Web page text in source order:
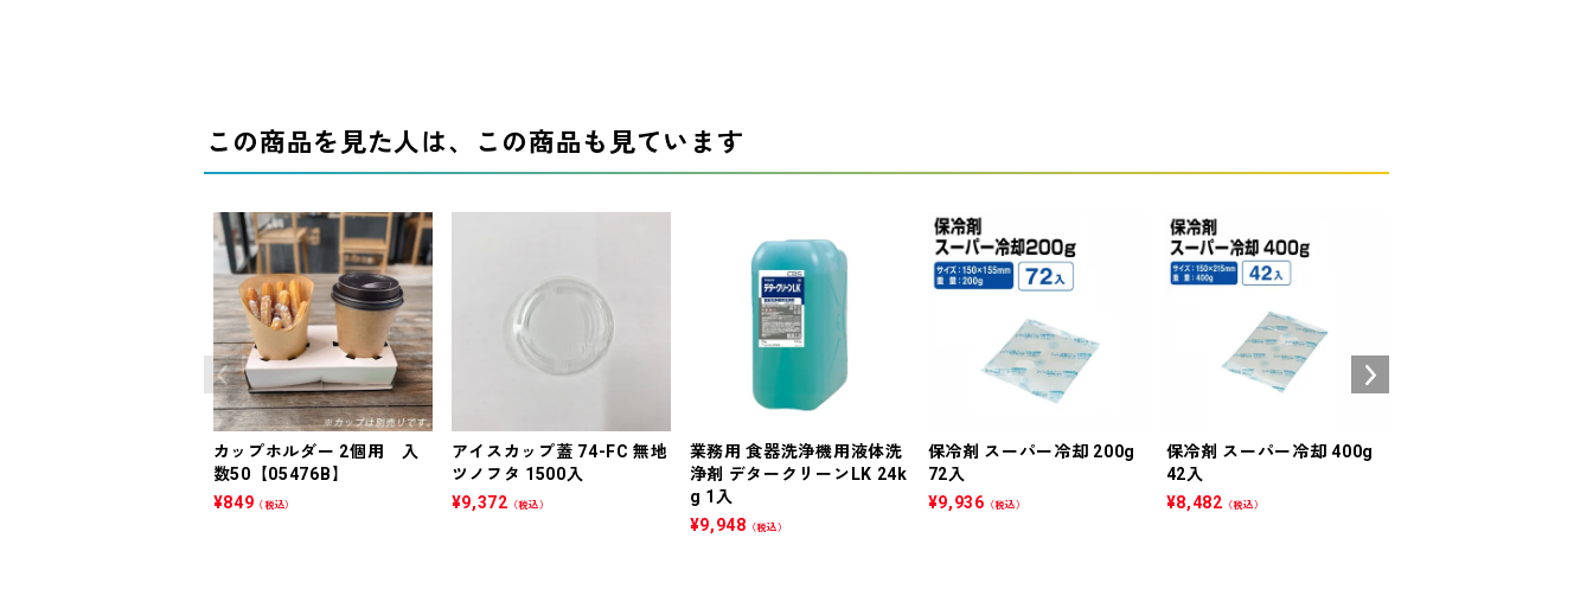
この商品を見た人は、この商品も見ています
カップホルダー 2個用 入
数50【05476B】
¥849 （税込）
アイスカップ蓋 74-FC 無地
ツノフタ 1500入
¥9,372 （税込）
業務用 食器洗浄機用液体洗
浄剤 デタークリーンLK 24k
g 1入
¥9,948 （税込）
保冷剤 スーパー冷却 200g
72入
¥9,936 （税込）
保冷剤 スーパー冷却 400g
42入
¥8,482 （税込）